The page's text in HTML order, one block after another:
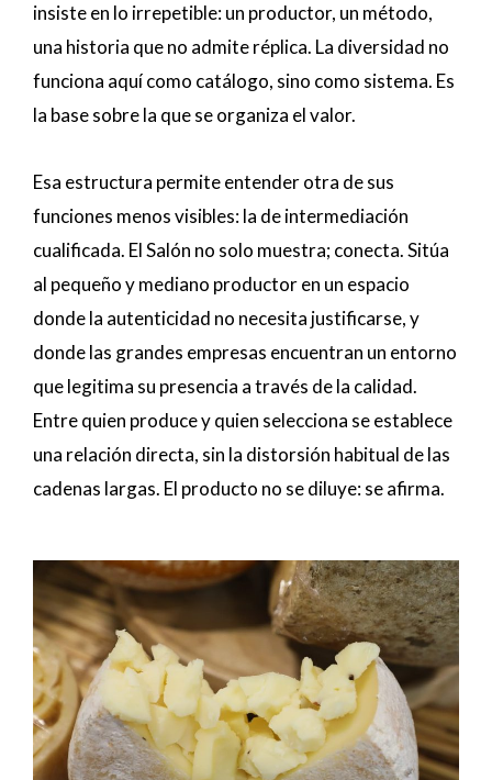
insiste en lo irrepetible: un productor, un método,
una historia que no admite réplica. La diversidad no
funciona aquí como catálogo, sino como sistema. Es
la base sobre la que se organiza el valor.
Esa estructura permite entender otra de sus
funciones menos visibles: la de intermediación
cualificada. El Salón no solo muestra; conecta. Sitúa
al pequeño y mediano productor en un espacio
donde la autenticidad no necesita justificarse, y
donde las grandes empresas encuentran un entorno
que legitima su presencia a través de la calidad.
Entre quien produce y quien selecciona se establece
una relación directa, sin la distorsión habitual de las
cadenas largas. El producto no se diluye: se afirma.